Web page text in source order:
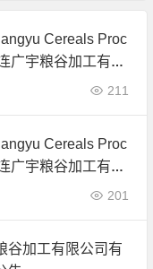
Cereals Proc
广宇粮谷加工有限
证证书的公告
211
Cereals Proc
广宇粮谷加工有限
证证书的公告
201
谷加工有限公司有